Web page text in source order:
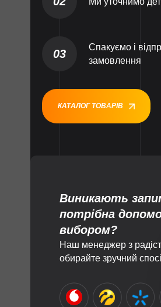
03
Спакуємо і
замовлення
КАТАЛОГ ТОВАРІВ
Виникають
потрібна
вибором?
Наш менеджер з
обирайте зручний